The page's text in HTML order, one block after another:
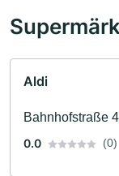
Aldi
Bahnhofstraße
0.0
(0)